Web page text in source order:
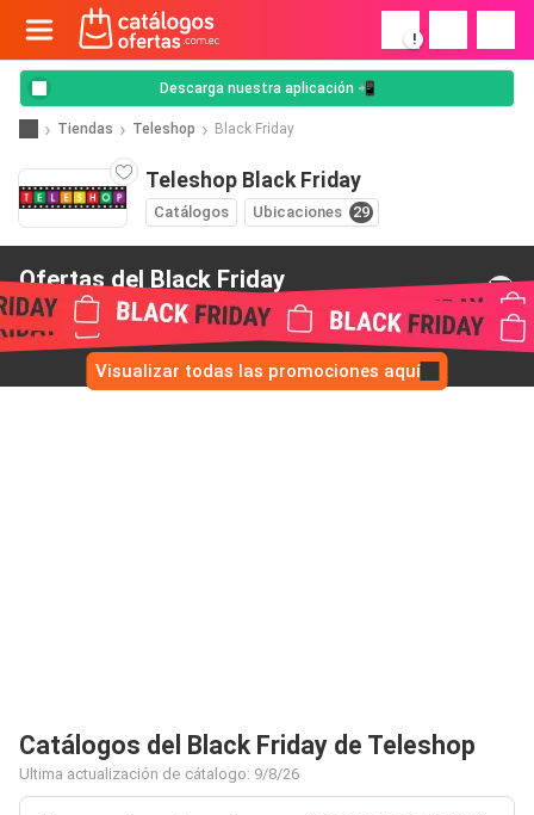
!
Descarga nuestra aplicación 📲
Tiendas Teleshop Black Friday
Teleshop Black Friday
Catálogos Ubicaciones 29
Ofertas del Black Friday
de Teleshop
Visualizar todas las promociones aquí
Catálogos del Black Friday de Teleshop
Ultima actualización de cátalogo: 9/8/26